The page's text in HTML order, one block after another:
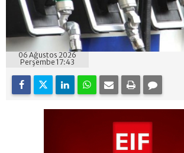
06 Ağustos 2026
Perşembe 17:43